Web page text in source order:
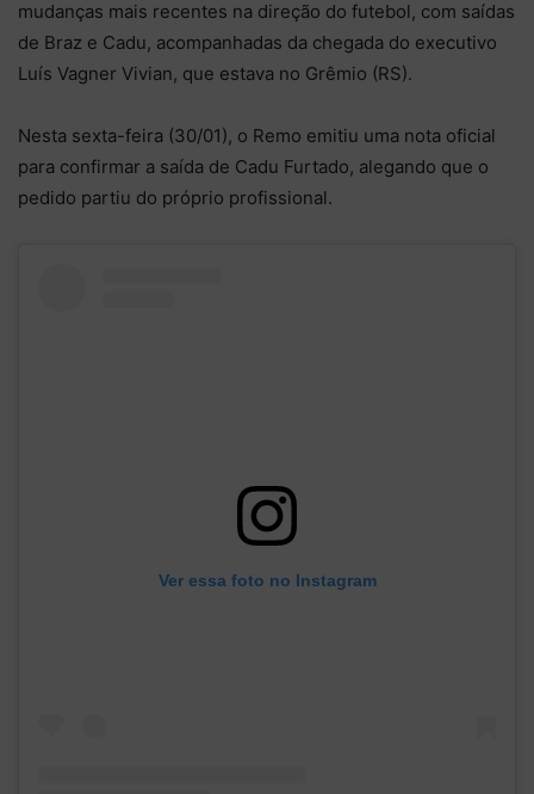
mudanças mais recentes na direção do futebol, com saídas
de Braz e Cadu, acompanhadas da chegada do executivo
Luís Vagner Vivian, que estava no Grêmio (RS).
Nesta sexta-feira (30/01), o Remo emitiu uma nota oficial
para confirmar a saída de Cadu Furtado, alegando que o
pedido partiu do próprio profissional.
Ver essa foto no Instagram